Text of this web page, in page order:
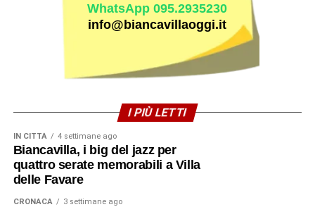
WhatsApp 095.2935230
info@biancavillaoggi.it
I PIÙ LETTI
IN CITTÀ 4 settimane ago
Biancavilla, i big del jazz per
quattro serate memorabili a Villa
delle Favare
CRONACA 3 settimane ago